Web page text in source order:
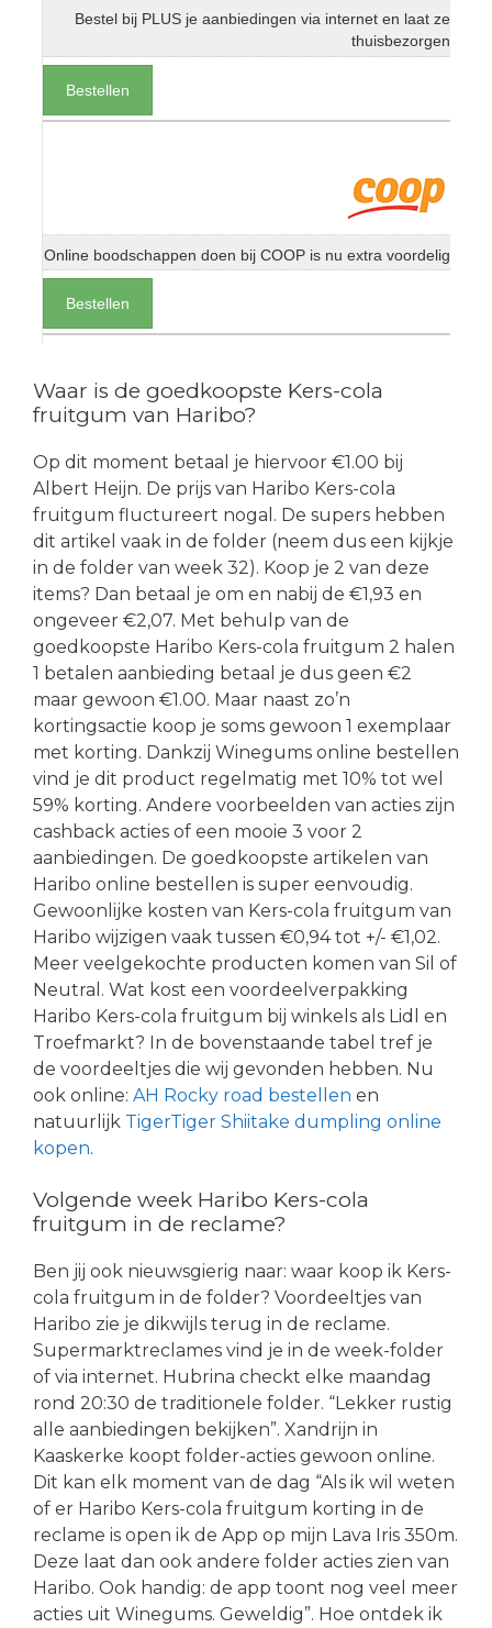
Bestel bij PLUS je aanbiedingen via internet en laat ze
thuisbezorgen
Bestellen
Online boodschappen doen bij COOP is nu extra voordelig
Bestellen
Waar is de goedkoopste Kers-cola
fruitgum van Haribo?
Op dit moment betaal je hiervoor €1.00 bij
Albert Heijn. De prijs van Haribo Kers-cola
fruitgum fluctureert nogal. De supers hebben
dit artikel vaak in de folder (neem dus een kijkje
in de folder van week 32). Koop je 2 van deze
items? Dan betaal je om en nabij de €1,93 en
ongeveer €2,07. Met behulp van de
goedkoopste Haribo Kers-cola fruitgum 2 halen
1 betalen aanbieding betaal je dus geen €2
maar gewoon €1.00. Maar naast zo’n
kortingsactie koop je soms gewoon 1 exemplaar
met korting. Dankzij Winegums online bestellen
vind je dit product regelmatig met 10% tot wel
59% korting. Andere voorbeelden van acties zijn
cashback acties of een mooie 3 voor 2
aanbiedingen. De goedkoopste artikelen van
Haribo online bestellen is super eenvoudig.
Gewoonlijke kosten van Kers-cola fruitgum van
Haribo wijzigen vaak tussen €0,94 tot +/- €1,02.
Meer veelgekochte producten komen van Sil of
Neutral. Wat kost een voordeelverpakking
Haribo Kers-cola fruitgum bij winkels als Lidl en
Troefmarkt? In de bovenstaande tabel tref je
de voordeeltjes die wij gevonden hebben. Nu
ook online: AH Rocky road bestellen en
natuurlijk TigerTiger Shiitake dumpling online
kopen.
Volgende week Haribo Kers-cola
fruitgum in de reclame?
Ben jij ook nieuwsgierig naar: waar koop ik Kers-
cola fruitgum in de folder? Voordeeltjes van
Haribo zie je dikwijls terug in de reclame.
Supermarktreclames vind je in de week-folder
of via internet. Hubrina checkt elke maandag
rond 20:30 de traditionele folder. “Lekker rustig
alle aanbiedingen bekijken”. Xandrijn in
Kaaskerke koopt folder-acties gewoon online.
Dit kan elk moment van de dag “Als ik wil weten
of er Haribo Kers-cola fruitgum korting in de
reclame is open ik de App op mijn Lava Iris 350m.
Deze laat dan ook andere folder acties zien van
Haribo. Ook handig: de app toont nog veel meer
acties uit Winegums. Geweldig”. Hoe ontdek ik